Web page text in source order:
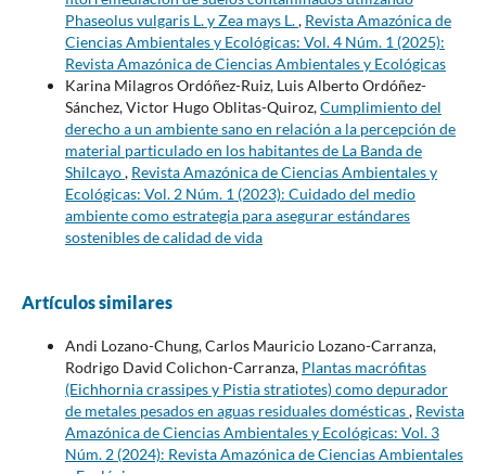
Phaseolus vulgaris L. y Zea mays L., Revista Amazónica de
Ciencias Ambientales y Ecológicas: Vol. 4 Núm. 1 (2025):
Revista Amazónica de Ciencias Ambientales y Ecológicas
Karina Milagros Ordóñez-Ruiz, Luis Alberto Ordóñez-
Sánchez, Victor Hugo Oblitas-Quiroz,Cumplimiento del
derecho a un ambiente sano en relación a la percepción de
material particulado en los habitantes de La Banda de
Shilcayo, Revista Amazónica de Ciencias Ambientales y
Ecológicas: Vol. 2 Núm. 1 (2023): Cuidado del medio
ambiente como estrategia para asegurar estándares
sostenibles de calidad de vida
Artículos similares
Andi Lozano-Chung, Carlos Mauricio Lozano-Carranza,
Rodrigo David Colichon-Carranza, Plantas macrófitas
(Eichhornia crassipes y Pistia stratiotes) como depurador
de metales pesados en aguas residuales domésticas, Revista
Amazónica de Ciencias Ambientales y Ecológicas: Vol. 3
Núm. 2 (2024): Revista Amazónica de Ciencias Ambientales